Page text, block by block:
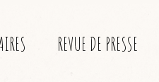
REVUE DE PRESSE